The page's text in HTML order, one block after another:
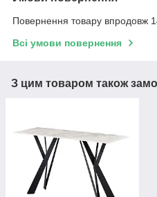
Повернення товару впродовж
Всі умови повернення
З цим товаром також